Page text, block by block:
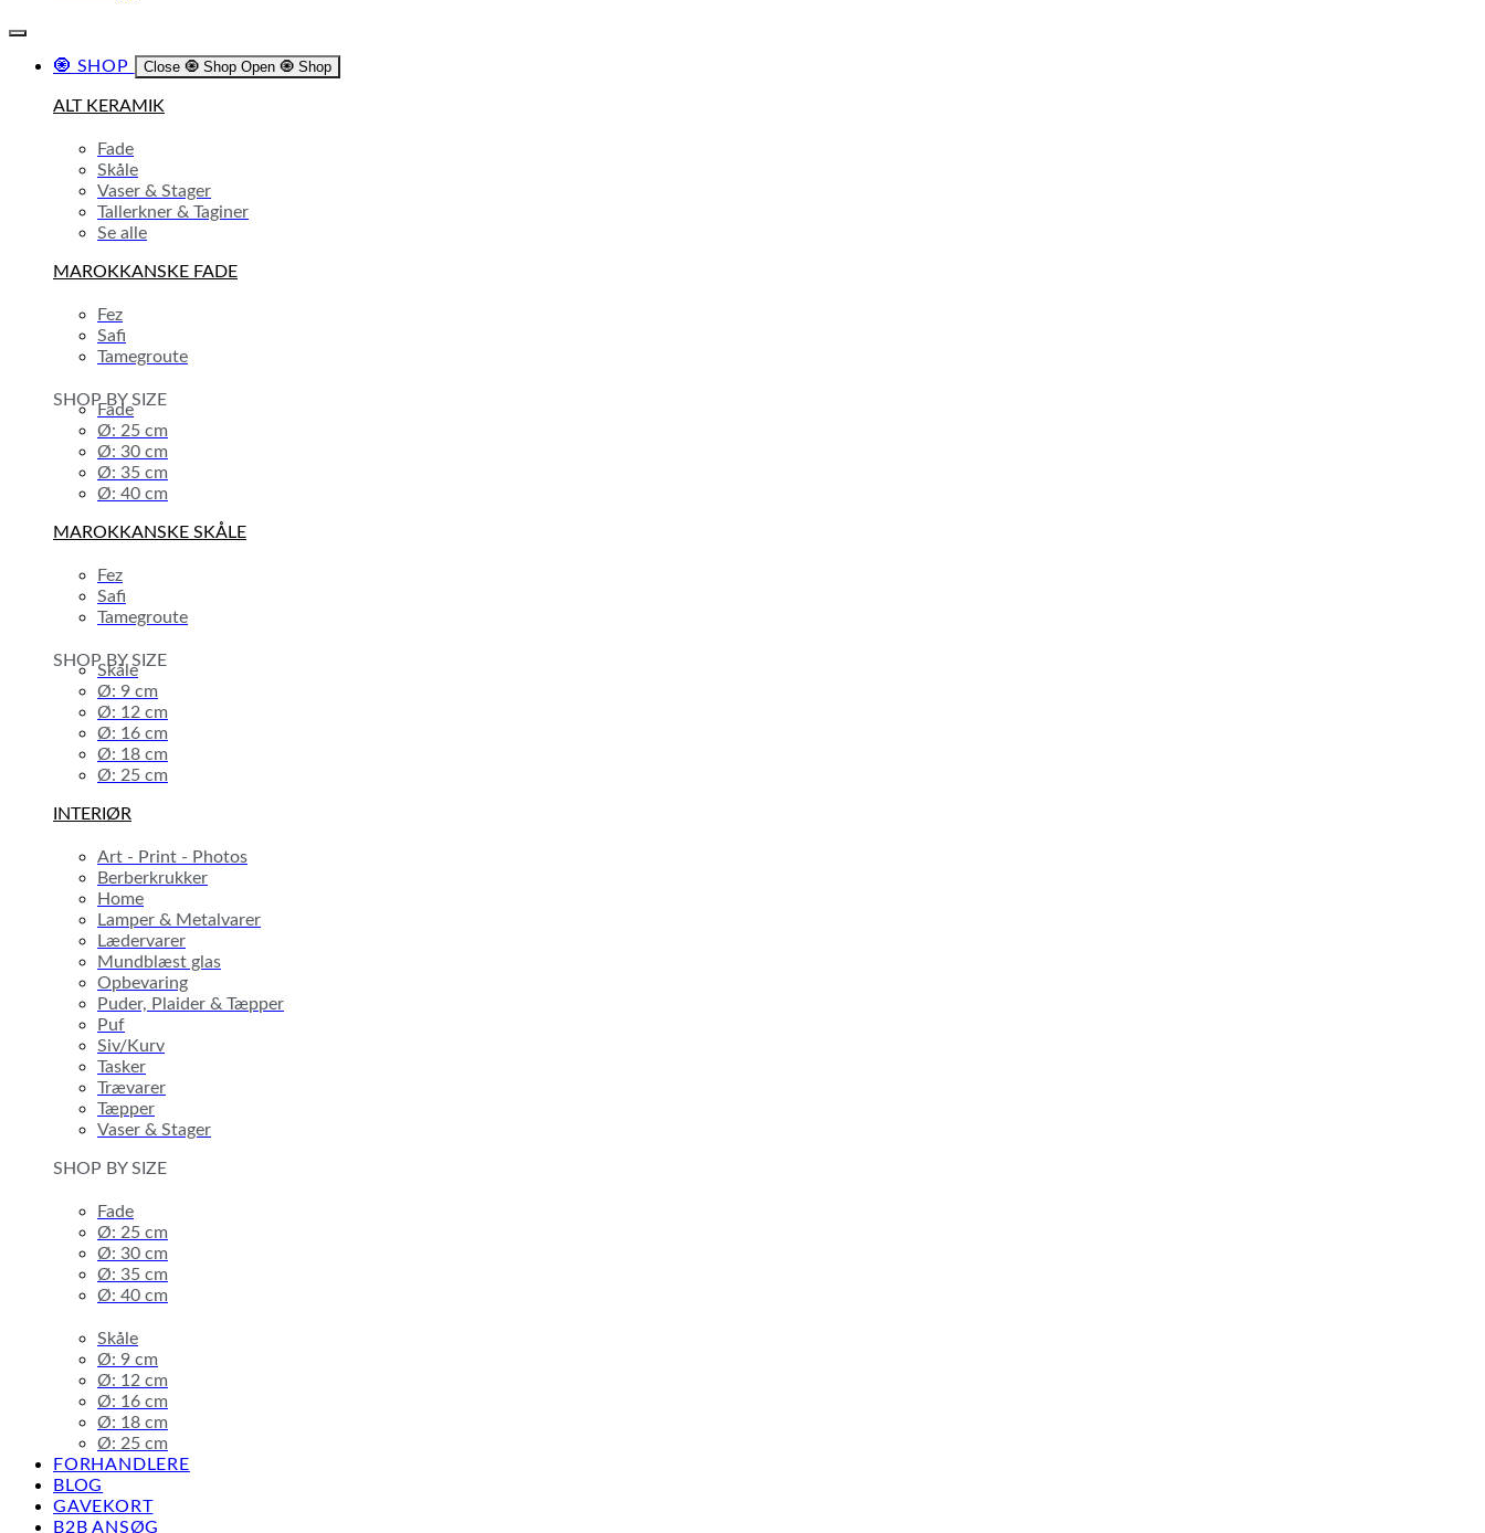
🧿 SHOP Close 🧿 Shop Open 🧿 Shop
ALT KERAMIK
Fade
Skåle
Vaser & Stager
Tallerkner & Taginer
Se alle
MAROKKANSKE FADE
Fez
Safi
Tamegroute
SHOP BY SIZE
Fade
Ø: 25 cm
Ø: 30 cm
Ø: 35 cm
Ø: 40 cm
MAROKKANSKE SKÅLE
Fez
Safi
Tamegroute
SHOP BY SIZE
Skåle
Ø: 9 cm
Ø: 12 cm
Ø: 16 cm
Ø: 18 cm
Ø: 25 cm
INTERIØR
Art - Print - Photos
Berberkrukker
Home
Lamper & Metalvarer
Lædervarer
Mundblæst glas
Opbevaring
Puder, Plaider & Tæpper
Puf
Siv/Kurv
Tasker
Trævarer
Tæpper
Vaser & Stager
SHOP BY SIZE
Fade
Ø: 25 cm
Ø: 30 cm
Ø: 35 cm
Ø: 40 cm
Skåle
Ø: 9 cm
Ø: 12 cm
Ø: 16 cm
Ø: 18 cm
Ø: 25 cm
FORHANDLERE
BLOG
GAVEKORT
B2B ANSØG